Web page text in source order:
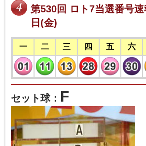
第530回 ロト7当選番号
日(金)
一 二 三 四 五 六
セット球： F